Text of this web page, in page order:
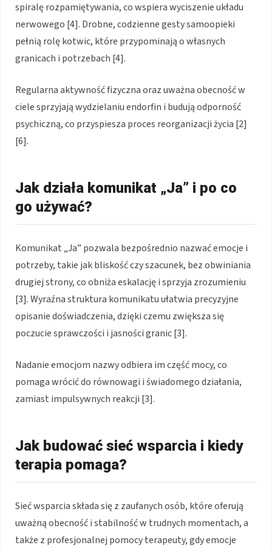
spiralę rozpamiętywania, co wspiera wyciszenie układu
nerwowego [4]. Drobne, codzienne gesty samoopieki
pełnią rolę kotwic, które przypominają o własnych
granicach i potrzebach [4].
Regularna aktywność fizyczna oraz uważna obecność w
ciele sprzyjają wydzielaniu endorfin i budują odporność
psychiczną, co przyspiesza proces reorganizacji życia [2]
[6].
Jak działa komunikat „Ja” i po co
go używać?
Komunikat „Ja” pozwala bezpośrednio nazwać emocje i
potrzeby, takie jak bliskość czy szacunek, bez obwiniania
drugiej strony, co obniża eskalację i sprzyja zrozumieniu
[3]. Wyraźna struktura komunikatu ułatwia precyzyjne
opisanie doświadczenia, dzięki czemu zwiększa się
poczucie sprawczości i jasności granic [3].
Nadanie emocjom nazwy odbiera im część mocy, co
pomaga wrócić do równowagi i świadomego działania,
zamiast impulsywnych reakcji [3].
Jak budować sieć wsparcia i kiedy
terapia pomaga?
Sieć wsparcia składa się z zaufanych osób, które oferują
uważną obecność i stabilność w trudnych momentach, a
także z profesjonalnej pomocy terapeuty, gdy emocje